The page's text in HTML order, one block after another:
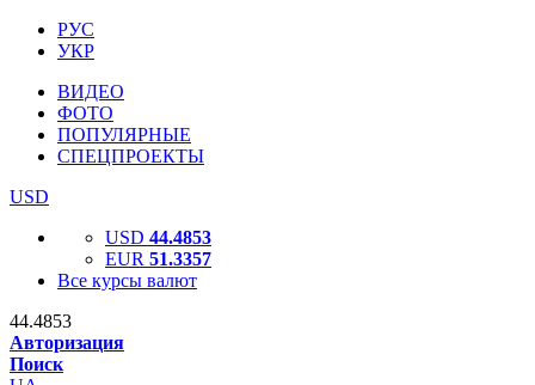
РУС
УКР
ВИДЕО
ФОТО
ПОПУЛЯРНЫЕ
СПЕЦПРОЕКТЫ
USD
USD 44.4853
EUR 51.3357
Все курсы валют
44.4853
Авторизация
Поиск